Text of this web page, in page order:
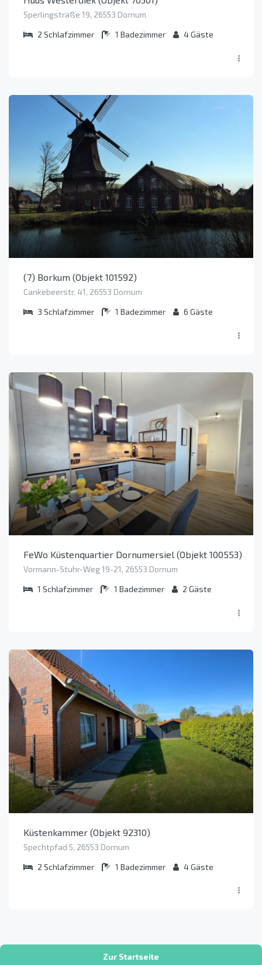
Sperlingstraße 19, 26553 Dornum
2 Schlafzimmer 1 Badezimmer 4Gäste
(7) Borkum (Objekt 101592)
Cankebeerstr. 41, 26553 Dornum
3 Schlafzimmer 1 Badezimmer 6 Gäste
FeWo Küstenquartier Dornumersiel (Objekt 100553)
Vormann-Stuhr-Weg 19-21, 26553 Dornum
1 Schlafzimmer 1 Badezimmer 2 Gäste
Küstenkammer (Objekt 92310)
Spechtpfad 5, 26553 Dornum
2 Schlafzimmer 1 Badezimmer 4Gäste
Zur Startseite